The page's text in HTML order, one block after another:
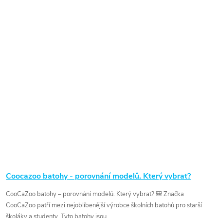
Coocazoo batohy - porovnání modelů. Který vybrat?
CooCaZoo batohy – porovnání modelů. Který vybrat? 🎒 Značka
CooCaZoo patří mezi nejoblíbenější výrobce školních batohů pro starší